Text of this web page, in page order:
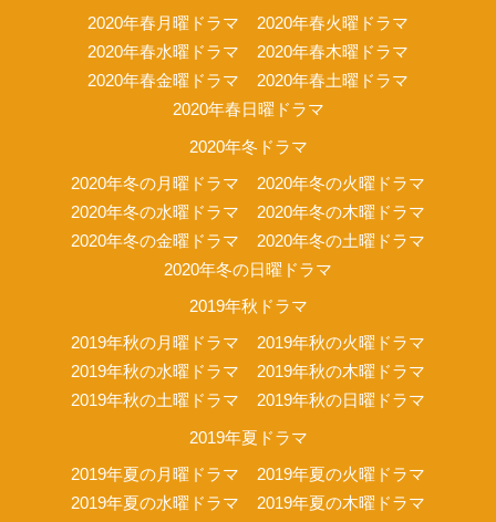
2020年春月曜ドラマ
2020年春火曜ドラマ
2020年春水曜ドラマ
2020年春木曜ドラマ
2020年春金曜ドラマ
2020年春土曜ドラマ
2020年春日曜ドラマ
2020年冬ドラマ
2020年冬の月曜ドラマ
2020年冬の火曜ドラマ
2020年冬の水曜ドラマ
2020年冬の木曜ドラマ
2020年冬の金曜ドラマ
2020年冬の土曜ドラマ
2020年冬の日曜ドラマ
2019年秋ドラマ
2019年秋の月曜ドラマ
2019年秋の火曜ドラマ
2019年秋の水曜ドラマ
2019年秋の木曜ドラマ
2019年秋の土曜ドラマ
2019年秋の日曜ドラマ
2019年夏ドラマ
2019年夏の月曜ドラマ
2019年夏の火曜ドラマ
2019年夏の水曜ドラマ
2019年夏の木曜ドラマ